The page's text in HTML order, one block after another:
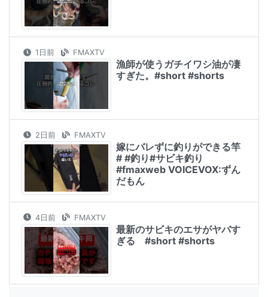
1日前 FMAXTV
漁師が使うガチイワシ油が凄
すぎた。#short #shorts
2日前 FMAXTV
嫁にバレずに釣りができる竿
# #釣り#サビキ釣り
#fmaxweb VOICEVOX:ずん
だもん
4日前 FMAXTV
最新のサビキのエサがヤバす
ぎる #short #shorts